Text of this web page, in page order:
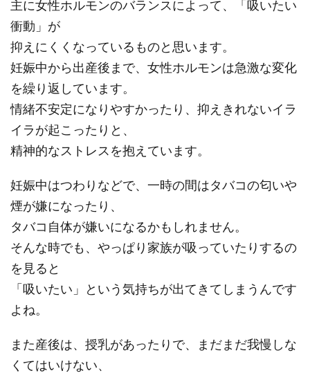
主に女性ホルモンのバランスによって、「吸いたい
衝動」が
抑えにくくなっているものと思います。
妊娠中から出産後まで、女性ホルモンは急激な変化
を繰り返しています。
情緒不安定になりやすかったり、抑えきれないイラ
イラが起こったりと、
精神的なストレスを抱えています。
妊娠中はつわりなどで、一時の間はタバコの匂いや
煙が嫌になったり、
タバコ自体が嫌いになるかもしれません。
そんな時でも、やっぱり家族が吸っていたりするの
を見ると
「吸いたい」という気持ちが出てきてしまうんです
よね。
また産後は、授乳があったりで、まだまだ我慢しな
くてはいけない、